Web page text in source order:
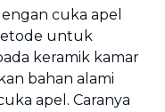
cuka apel
untuk
keramik kamar
bahan alami
apel. Caranya